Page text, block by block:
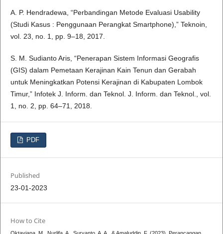
A. P. Hendradewa, “Perbandingan Metode Evaluasi Usability
(Studi Kasus : Penggunaan Perangkat Smartphone),” Teknoin,
vol. 23, no. 1, pp. 9–18, 2017.
S. M. Sudianto Aris, “Penerapan Sistem Informasi Geografis
(GIS) dalam Pemetaan Kerajinan Kain Tenun dan Gerabah
untuk Meningkatkan Potensi Kerajinan di Kabupaten Lombok
Timur,” Infotek J. Inform. dan Teknol. J. Inform. dan Teknol., vol.
1, no. 2, pp. 64–71, 2018.
PDF
Published
23-01-2023
How to Cite
Oktaviana, M., Nurlifa, A., Suryanto, A. A., & Amaluddin, F. (2023). Perancangan